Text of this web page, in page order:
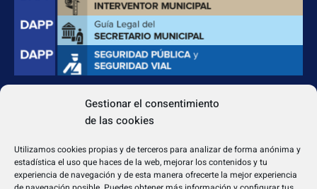
Gestionar el consentimiento
de las cookies
Utilizamos cookies propias y de terceros para analizar de forma anónima y
estadística el uso que haces de la web, mejorar los contenidos y tu
experiencia de navegación y de esta manera ofrecerte la mejor experiencia
Apdo. Correos 4004 del CP 31080
dapp@dappeditorial.es